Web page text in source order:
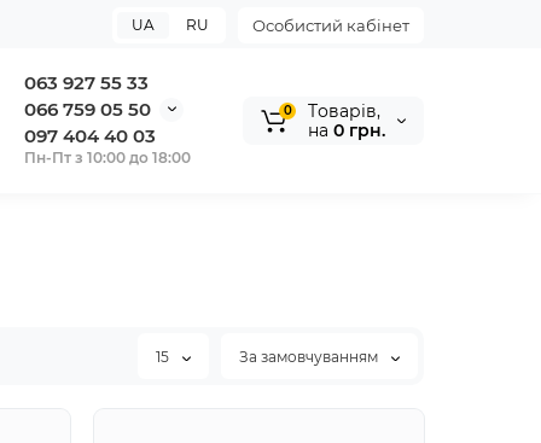
Особистий кабінет
UA RU
063 927 55 33
066 759 05 50
097 404 40 03
Пн-Пт з 10:00 до 18:00
0
Tоварів,
на 0 грн.
15 За замовчуванням